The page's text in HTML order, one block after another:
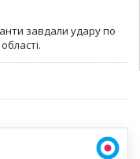
завдали удару по